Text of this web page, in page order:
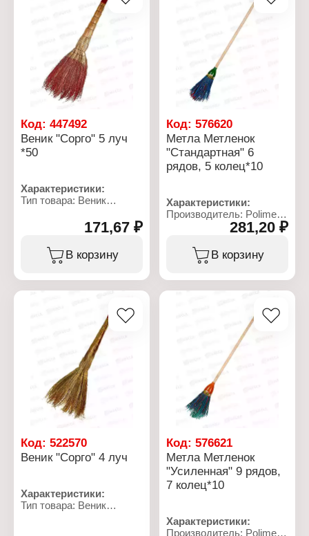
Код: 447492
Веник "Сорго" 5 луч
*50
Характеристики:
Тип товара: Веник
Размер: 86х20 см
Материал: сорго
Вариация: 5-ти лучевой
171,67 ₽
В корзину
Код:576620
Метла Метленок
"Стандартная" 6
рядов, 5 колец*10
Характеристики:
Производитель: Polimer
Торговая марка:
Тип товара: Метла
Модель: "Стандартная"
Количество колец: 5
Длина: около 140 см
Материал щетины:
полиппропилен
Материал черенка:
281,20 ₽
В корзину
Код: 522570
Веник "Сорго" 4 луч
Характеристики:
Тип товара: Веник
Код:576621
Метла Метленок
"Усиленная" 9 рядов,
7 колец*10
Характеристики:
Производитель: Polimer